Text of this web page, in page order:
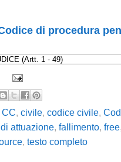
di procedura
CC, civile, codice civile,
attuazione, fallimento, free,
, testo completo